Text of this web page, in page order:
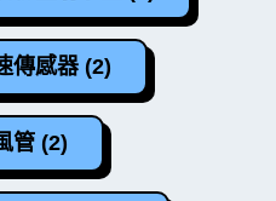
傳感器 (2)
管 (2)